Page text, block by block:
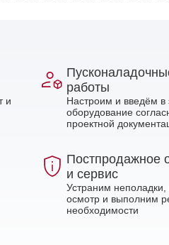
и
работы
Настроим и введём в
оборудование
проектной
Постпродажное
и сервис
Устраним неполадки,
осмотр и выполним
необходимости